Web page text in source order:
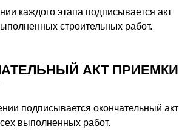
каждого этапа подписывается акт
строительных работ.
АКТ ПРИЕМКИ
подписывается окончательный акт
выполненных работ.